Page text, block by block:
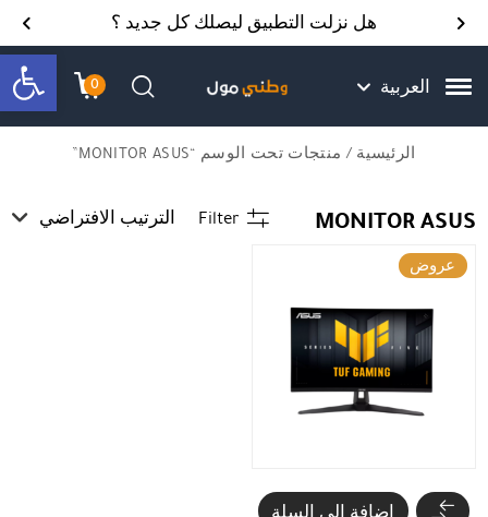
Skip to Content
Contact Us هل نزلت التطبيق ليصلك كل جديد ؟
العربية 0
עגלתחיפוש
الرئيسية / منتجات تحت الوسم “MONITOR ASUS”
MONITOR ASUS
Filter الترتيب الافتراضي
عروض
Back top top